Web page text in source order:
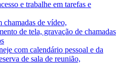
e trabalhe em tarefas e
chamadas de vídeo,
de tela, gravação de chamadas
com calendário pessoal e da
de sala de reunião,